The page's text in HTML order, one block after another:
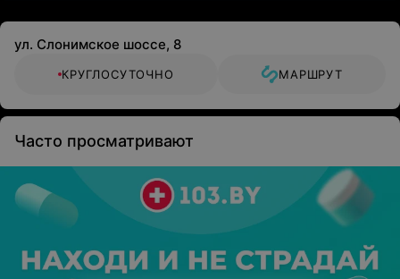
ул. Слонимское шоссе, 8
КРУГЛОСУТОЧНО МАРШРУТ
Часто просматривают